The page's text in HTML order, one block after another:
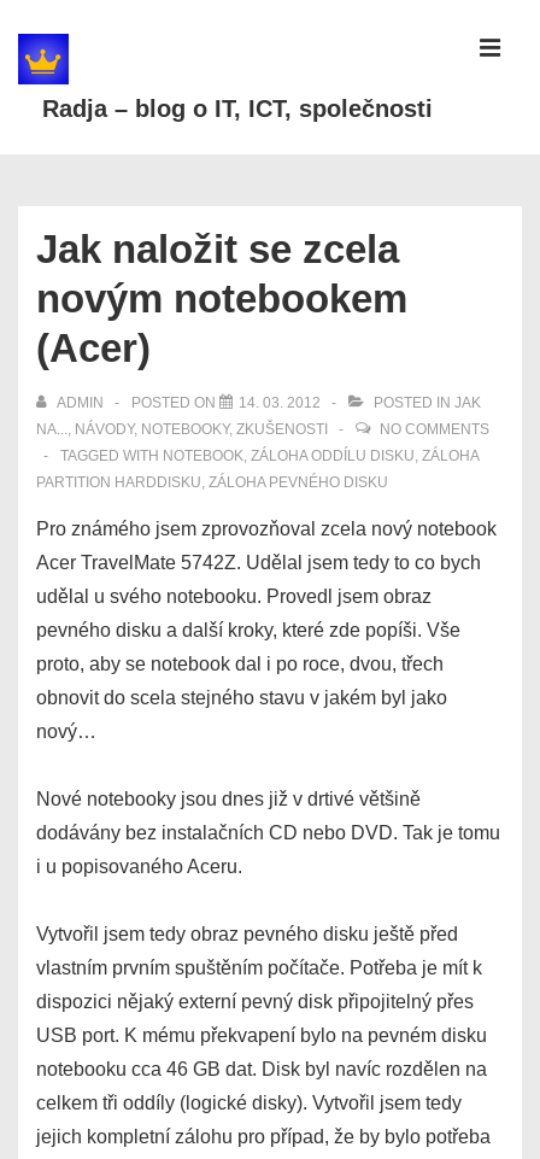
Skip
Radja – blog o IT, ICT, společnosti
Jak naložit se zcela
novým notebookem
(Acer)
ADMIN POSTED ON 14. 03. 2012 POSTED IN JAK
NA..., NÁVODY, NOTEBOOKY, ZKUŠENOSTI
NO COMMENTS
TAGGED WITH NOTEBOOK, ZÁLOHA ODDÍLU DISKU, ZÁLOHA
PARTITION HARDDISKU, ZÁLOHA PEVNÉHO DISKU
Pro známého jsem zprovozňoval zcela nový notebook
Acer TravelMate 5742Z. Udělal jsem tedy to co bych
udělal u svého notebooku. Provedl jsem obraz
pevného disku a další kroky, které zde popíši. Vše
proto, aby se notebook dal i po roce, dvou, třech
obnovit do scela stejného stavu v jakém byl jako
nový…
Nové notebooky jsou dnes již v drtivé většině
dodávány bez instalačních CD nebo DVD. Tak je tomu
i u popisovaného Aceru.
Vytvořil jsem tedy obraz pevného disku ještě před
vlastním prvním spuštěním počítače. Potřeba je mít k
dispozici nějaký externí pevný disk připojitelný přes
USB port. K mému překvapení bylo na pevném disku
notebooku cca 46 GB dat. Disk byl navíc rozdělen na
celkem tři oddíly (logické disky). Vytvořil jsem tedy
jejich kompletní zálohu pro případ, že by bylo potřeba